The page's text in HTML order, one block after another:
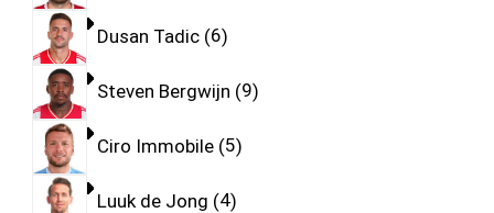
Dusan Tadic 6
Steven Bergwijn 9
Ciro Immobile 5
Luuk de Jong 4